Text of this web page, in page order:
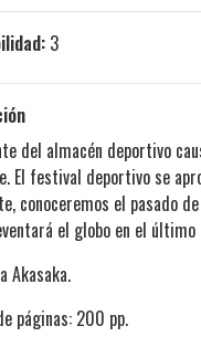
3
del almacén deportivo
El festival deportivo se
conoceremos el pasado
el globo en el
Akasaka.
páginas: 200 pp.